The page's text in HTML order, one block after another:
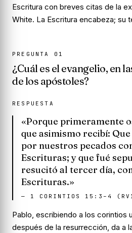
Escritura con breves citas de la
White. La Escritura encabeza; su
PREGUNTA 01
¿Cuál es el evangelio, en
de los apóstoles?
RESPUESTA
«Porque primeramente
que asimismo recibí:
por nuestros pecados
Escrituras; y que fué
resucitó al tercer día,
Escrituras.»
— 1 CORINTIOS 15:3–4
Pablo, escribiendo a los corintios
después de la resurrección, da a